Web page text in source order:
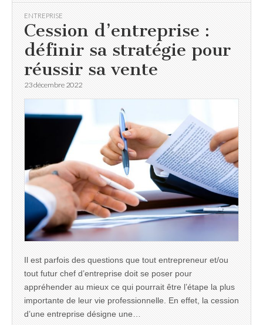
ENTREPRISE
Cession d’entreprise :
définir sa stratégie pour
réussir sa vente
23 décembre 2022
Il est parfois des questions que tout entrepreneur et/ou
tout futur chef d’entreprise doit se poser pour
appréhender au mieux ce qui pourrait être l’étape la plus
importante de leur vie professionnelle. En effet, la cession
d’une entreprise désigne une…